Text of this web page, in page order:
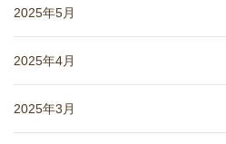
2025年5月
2025年4月
2025年3月